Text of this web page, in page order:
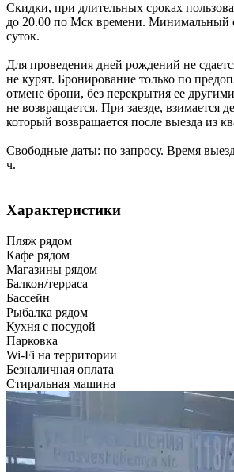
Скидки, при длительных сроках
до 20.00 по Мск времени. Минимальный
суток.
Для проведения дней рождений не
не курят. Бронирование только по
отмене брони, без перекрытия ее
не возвращается. При заезде, взимается
который возвращается после выезда из
Свободные даты: по запросу. Время
ч.
Характеристики
Пляж рядом
Кафе рядом
Магазины рядом
Балкон/терраса
Бассейн
Рыбалка рядом
Кухня с посудой
Парковка
Wi-Fi на территории
Безналичная оплата
Стиральная машина